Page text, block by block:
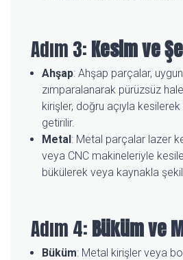
Adım 3:Kesim ve
Ahşap: Ahşap parçalar,
zımparalanarak pürüzsüz
kirişler, doğru açıyla
getirilir.
Metal : Metal parçalar lazer
veya CNC makineleriyle
bükülerek veya kaynakla
Adım 4:Büküm ve
Büküm: Metal kirişler veya